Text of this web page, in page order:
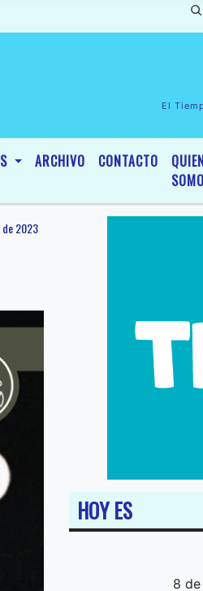
de InterÃ©s General y
El
ARCHIVO CONTACTO
2023
HOY ES
8